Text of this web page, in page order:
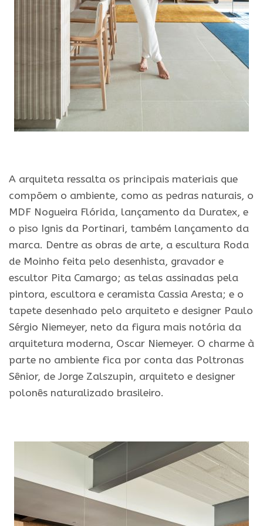
A arquiteta ressalta os principais materiais que
compõem o ambiente, como as pedras naturais, o
MDF Nogueira Flórida, lançamento da Duratex, e
o piso Ignis da Portinari, também lançamento da
marca. Dentre as obras de arte, a escultura Roda
de Moinho feita pelo desenhista, gravador e
escultor Pita Camargo; as telas assinadas pela
pintora, escultora e ceramista Cassia Aresta; e o
tapete desenhado pelo arquiteto e designer Paulo
Sérgio Niemeyer, neto da figura mais notória da
arquitetura moderna, Oscar Niemeyer. O charme à
parte no ambiente fica por conta das Poltronas
Sênior, de Jorge Zalszupin, arquiteto e designer
polonês naturalizado brasileiro.